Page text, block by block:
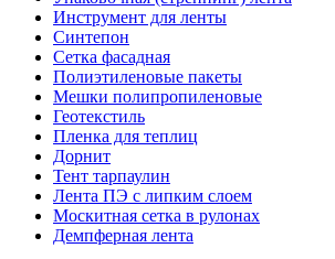
Инструмент для ленты
Синтепон
Сетка фасадная
Полиэтиленовые пакеты
Мешки полипропиленовые
Геотекстиль
Пленка для теплиц
Дорнит
Тент тарпаулин
Лента ПЭ с липким слоем
Москитная сетка в рулонах
Демпферная лента